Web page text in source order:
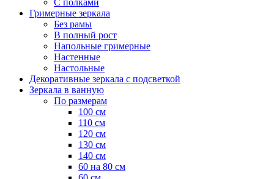
С полками
Гримерные зеркала
Без рамы
В полный рост
Напольные гримерные
Настенные
Настольные
Декоративные зеркала с подсветкой
Зеркала в ванную
По размерам
100 см
110 см
120 см
130 см
140 см
60 на 80 см